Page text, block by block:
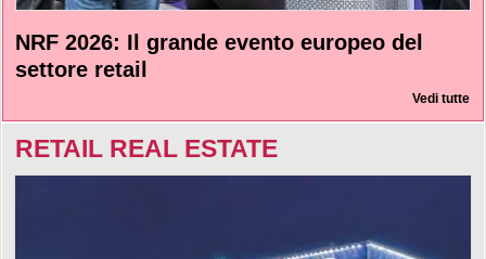
NRF 2026: Il grande evento europeo del
settore retail
Vedi tutte
RETAIL REAL ESTATE